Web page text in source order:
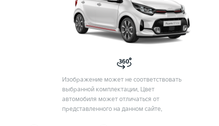
Изображение может не соответствовать
выбранной комплектации. Цвет
автомобиля может отличаться от
представленного на данном сайте.